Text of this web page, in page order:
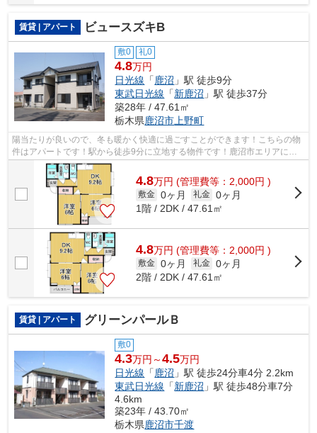
賃貸 | アパート ビュースズキB
敷0 礼0
4.8万円
日光線 「 鹿沼 」駅 徒歩9分
東武日光線 「新鹿沼 」駅 徒歩37分
築28年 / 47.61㎡
栃木県鹿沼市 上野町
陽当たりが良いので、冬も暖かく快適に過ごすことができます！こちらの物
件はアパートです！駅から徒歩9分に立地する物件です！鹿沼市エリアに詳
しい当社なら、日光線鹿沼の近くにある...
4.8万円 (管理費等：2,000円 )
敷金 0ヶ月 礼金 0ヶ月
1階 / 2DK / 47.61㎡
4.8万円 (管理費等：2,000円 )
敷金 0ヶ月 礼金 0ヶ月
2階 / 2DK / 47.61㎡
賃貸 | アパート グリーンパールＢ
敷0
4.3万円～4.5万円
日光線 「 鹿沼 」駅 徒歩24分車4分 2.2km
東武日光線 「新鹿沼 」駅 徒歩48分車7分
4.6km
築23年 / 43.70㎡
栃木県鹿沼市千渡